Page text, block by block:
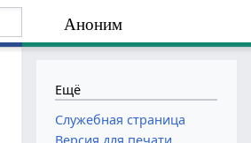
Аноним
Ещё
Служебная страница